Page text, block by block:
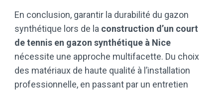
En conclusion, garantir la durabilité du gazon
synthétique lors de la construction d’un court
de tennis en gazon synthétique à Nice
nécessite une approche multifacette. Du choix
des matériaux de haute qualité à l’installation
professionnelle, en passant par un entretien